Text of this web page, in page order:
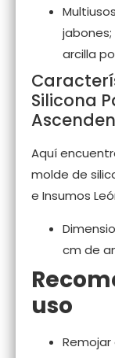
arcilla
Silicona
Aquí
molde de
e Insumos
cm de
uso